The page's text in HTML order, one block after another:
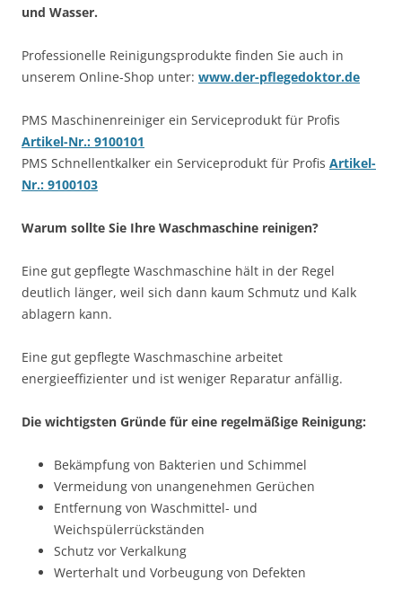
und Wasser.
Professionelle Reinigungsprodukte finden Sie auch in
unserem Online-Shop unter: www.der-pflegedoktor.de
PMS Maschinenreiniger ein Serviceprodukt für Profis
Artikel-Nr.: 9100101
PMS Schnellentkalker ein Serviceprodukt für Profis Artikel-
Nr.: 9100103
Warum sollte Sie Ihre Waschmaschine reinigen?
Eine gut gepflegte Waschmaschine hält in der Regel
deutlich länger, weil sich dann kaum Schmutz und Kalk
ablagern kann.
Eine gut gepflegte Waschmaschine arbeitet
energieeffizienter und ist weniger Reparatur anfällig.
Die wichtigsten Gründe für eine regelmäßige Reinigung:
Bekämpfung von Bakterien und Schimmel
Vermeidung von unangenehmen Gerüchen
Entfernung von Waschmittel- und
Weichspülerrückständen
Schutz vor Verkalkung
Werterhalt und Vorbeugung von Defekten